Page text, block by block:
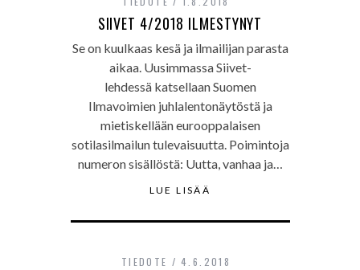
SIIVET 4/2018 ILMESTYNYT
Se on kuulkaas kesä ja ilmailijan parasta
aikaa. Uusimmassa Siivet-
lehdessä katsellaan Suomen
Ilmavoimien juhlalentonäytöstä ja
mietiskellään eurooppalaisen
sotilasilmailun tulevaisuutta. Poimintoja
numeron sisällöstä: Uutta, vanhaa ja…
LUE LISÄÄ
TIEDOTE 4.6.2018